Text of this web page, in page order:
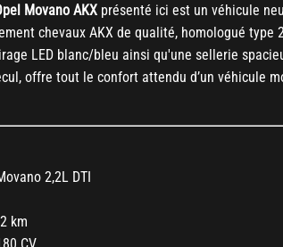
Movano AKX présenté ici est un véhicule
chevaux AKX de qualité, homologué
LED blanc/bleu ainsi qu'une sellerie
offre tout le confort attendu d’un véhicule
2,2L DTI
km